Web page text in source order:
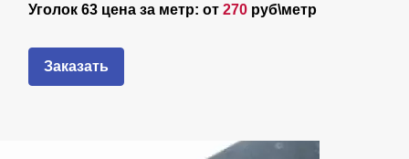
Уголок 63 цена за метр: от 270 руб\метр
Заказать